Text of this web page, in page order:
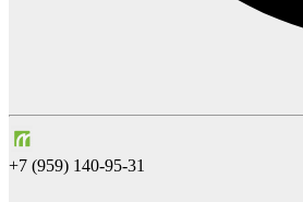
+7 (959) 140-95-31